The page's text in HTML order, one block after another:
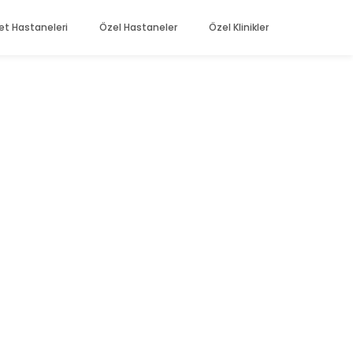
Hastaneleri Özel Hastaneler Özel Klinikler